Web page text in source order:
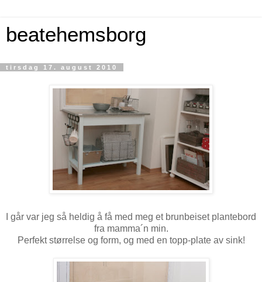
beatehemsborg
tirsdag 17. august 2010
I går var jeg så heldig å få med meg et brunbeiset plantebord
fra mamma´n min.
Perfekt størrelse og form, og med en topp-plate av sink!